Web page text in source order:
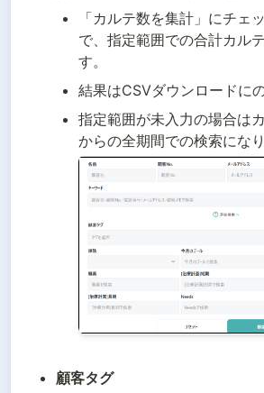
「カルテ数を集計」にチェ
で、指定範囲での合計カル
す。
結果はCSVダウンロードに
指定範囲が未入力の場合は
顧客タグ